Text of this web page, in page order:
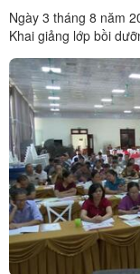
Ngày 3 tháng 8 năm
Khai giảng lớp bồi